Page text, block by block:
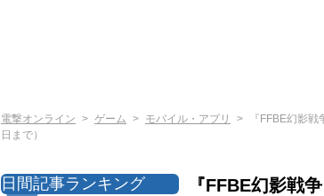
電撃オンライン ゲーム モバイル・アプリ
『FFBE幻影
日まで）
『FFBE幻影戦
日間記事ランキング